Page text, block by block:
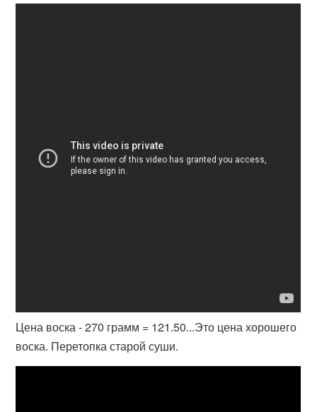
Цена воска - 270 грамм = 121.50...Это цена хорошего
воска. Перетопка старой суши.